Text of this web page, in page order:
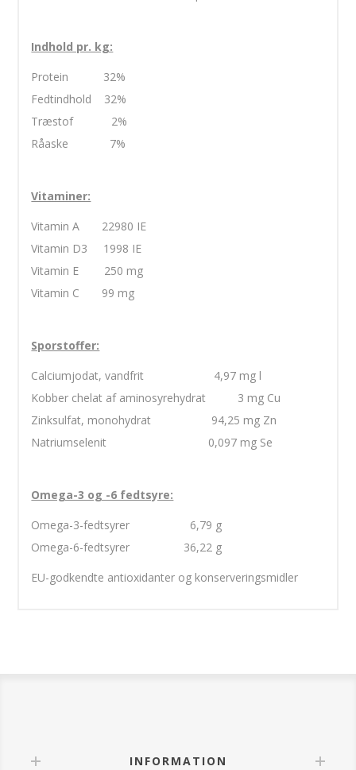
Indhold pr. kg:
Protein 32%
Fedtindhold 32%
Træstof 2%
Råaske 7%
Vitaminer:
Vitamin A 22980 IE
Vitamin D3 1998 IE
Vitamin E 250 mg
Vitamin C 99 mg
Sporstoffer:
Calciumjodat, vandfrit 4,97 mg l
Kobber chelat af aminosyrehydrat 3 mg Cu
Zinksulfat, monohydrat 94,25 mg Zn
Natriumselenit 0,097 mg Se
Omega-3 og -6 fedtsyre:
Omega-3-fedtsyrer 6,79 g
Omega-6-fedtsyrer 36,22 g
EU-godkendte antioxidanter og konserveringsmidler
INFORMATION